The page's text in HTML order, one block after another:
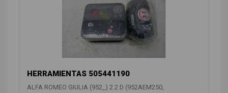
HERRAMIENTAS 505441190
ALFA ROMEO GIULIA (952_) 2.2 D (952AEM250,